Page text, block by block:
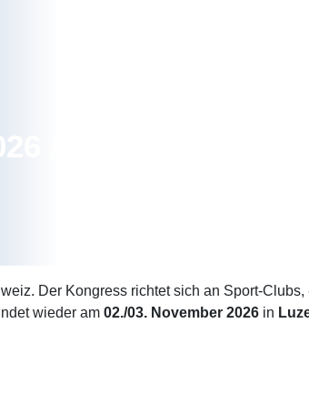
// LUZERN
Der Kongress richtet sich an Sport-Clubs,
wieder am 02./03. November 2026in